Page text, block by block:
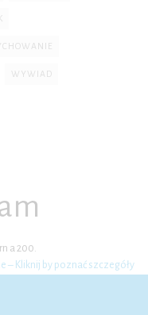
WYWIAD
a 200.
– Kliknij by poznać szczegóły